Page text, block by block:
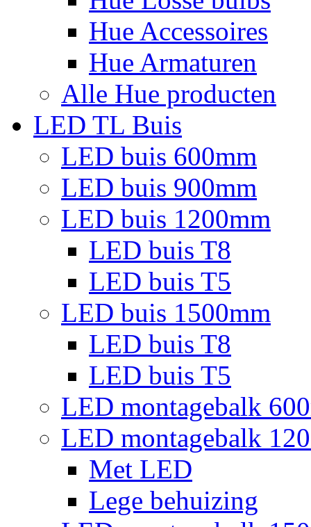
Hue Accessoires
Hue Armaturen
Alle Hue producten
LED TL Buis
LED buis 600mm
LED buis 900mm
LED buis 1200mm
LED buis T8
LED buis T5
LED buis 1500mm
LED buis T8
LED buis T5
LED montagebalk
LED montagebalk
Met LED
Lege behuizing